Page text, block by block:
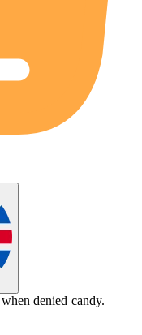
denied candy.